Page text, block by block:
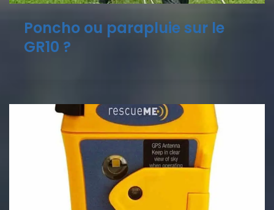
Poncho ou parapluie sur le
GR10 ?